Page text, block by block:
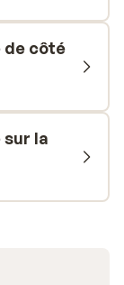
de côté
sur la